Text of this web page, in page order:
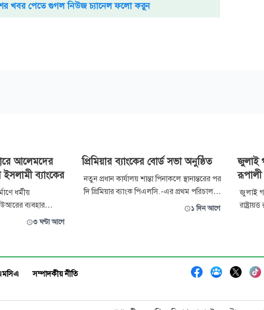
খবর পেতে গুগল নিউজ চ্যানেল ফলো করুন
আলেমদের
ব্যাংকের
ধর্মীয়
ব্যবহার
সঙ্গে মতবিনিময় সভা
হয়। অনুষ্ঠানে
দেন ইসলামিক
৩ ঘণ্টা আগে
প্রিমিয়ার ব্যাংকের বোর্ড সভা অনুষ্ঠিত
নতুন প্রধান কার্যালয় শান্তা পিনাকলে স্থানান্তরের পর
দি প্রিমিয়ার ব্যাংক পিএলসি.-এর প্রথম পরিচালনা
পর্ষদের সভা অনুষ্ঠিত হয়েছে। সম্প্রতি অনুষ্ঠিত এ
পরিচালক
১ দিন আগে
জুলাই
রূপালী
জুলাই
আহতদের
সম্পাদকীয় নীতি